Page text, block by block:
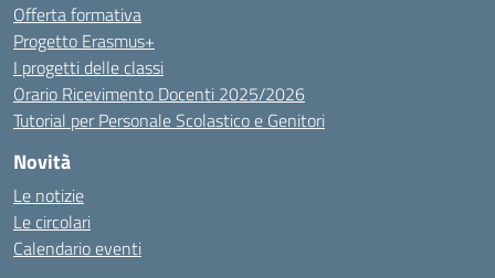
Offerta formativa
Progetto Erasmus+
I progetti delle classi
Orario Ricevimento Docenti 2025/2026
Tutorial per Personale Scolastico e Genitori
Novità
Le notizie
Le circolari
Calendario eventi